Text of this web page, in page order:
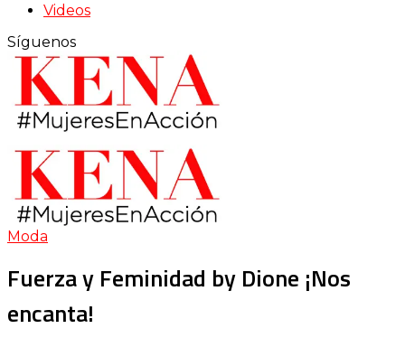
Videos
Síguenos
Moda
Fuerza y Feminidad by Dione ¡Nos
encanta!